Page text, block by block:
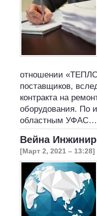
отношении
поставщиков,
контракта на
оборудования. По
областным УФАС…
Вейна
[Март 2, 2021 – 13:28]